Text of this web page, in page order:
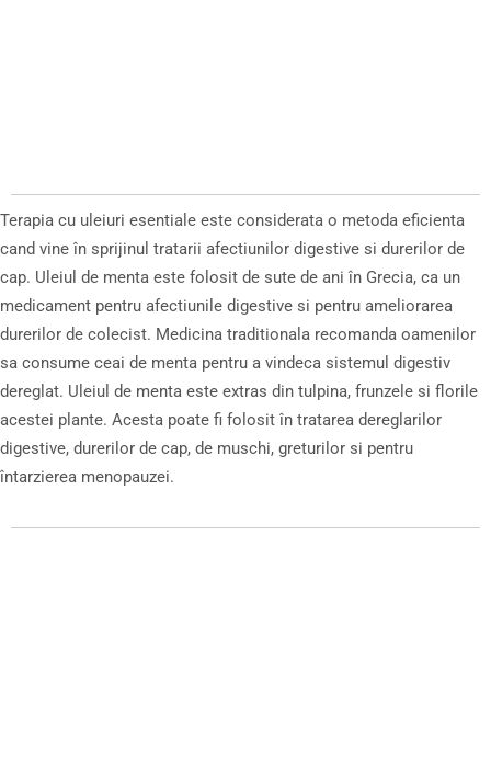
Terapia cu uleiuri esentiale este considerata o metoda eficienta
cand vine în sprijinul tratarii afectiunilor digestive si durerilor de
cap. Uleiul de menta este folosit de sute de ani în Grecia, ca un
medicament pentru afectiunile digestive si pentru ameliorarea
durerilor de colecist. Medicina traditionala recomanda oamenilor
sa consume ceai de menta pentru a vindeca sistemul digestiv
dereglat. Uleiul de menta este extras din tulpina, frunzele si florile
acestei plante. Acesta poate fi folosit în tratarea dereglarilor
digestive, durerilor de cap, de muschi, greturilor si pentru
întarzierea menopauzei.